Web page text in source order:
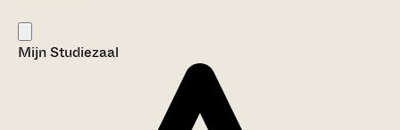
Mijn Studiezaal